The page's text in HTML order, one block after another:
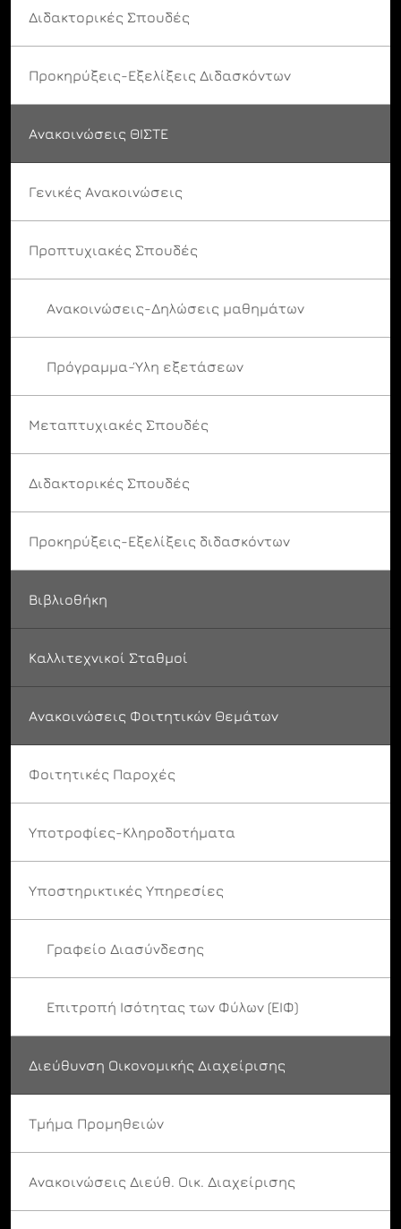
Διδακτορικές Σπουδές
Προκηρύξεις-Εξελίξεις Διδασκόντων
Ανακοινώσεις ΘΙΣΤΕ
Γενικές Ανακοινώσεις
Προπτυχιακές Σπουδές
Ανακοινώσεις-Δηλώσεις μαθημάτων
Πρόγραμμα-Ύλη εξετάσεων
Μεταπτυχιακές Σπουδές
Διδακτορικές Σπουδές
Προκηρύξεις-Εξελίξεις διδασκόντων
Βιβλιοθήκη
Καλλιτεχνικοί Σταθμοί
Ανακοινώσεις Φοιτητικών Θεμάτων
Φοιτητικές Παροχές
Υποτροφίες-Κληροδοτήματα
Υποστηρικτικές Υπηρεσίες
Γραφείο Διασύνδεσης
Επιτροπή Ισότητας των Φύλων (ΕΙΦ)
Διεύθυνση Οικονομικής Διαχείρισης
Τμήμα Προμηθειών
Ανακοινώσεις Διεύθ. Οικ. Διαχείρισης